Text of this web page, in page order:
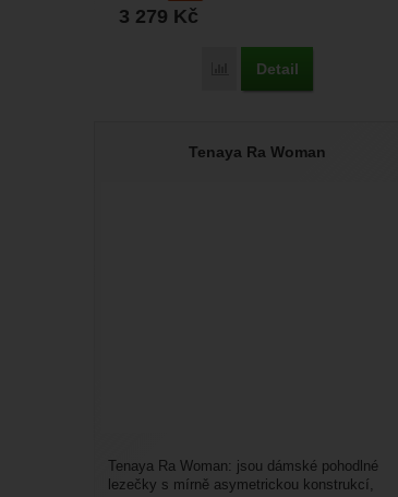
3 279 Kč
Porovnat
Detail
Tenaya Ra Woman
Tenaya Ra Woman: jsou dámské pohodlné
lezečky s mírně asymetrickou konstrukcí,